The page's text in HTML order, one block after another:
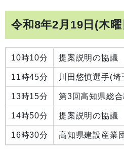
令和8年2月19日(木
10時10分 提案説明の協議
11時45分 川田悠慎選手(埼
13時15分 第3回高知県総
14時50分 提案説明の協議
16時30分 高知県建設産業